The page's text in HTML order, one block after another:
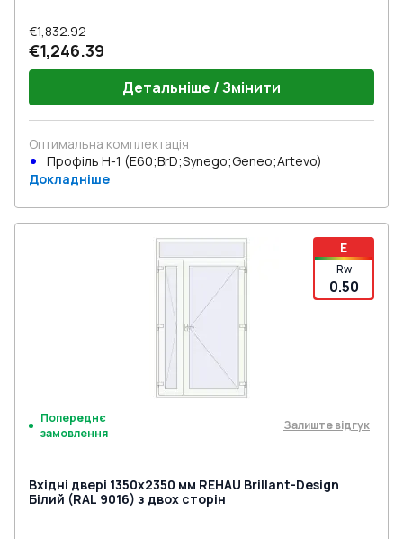
€1,832.92
€1,246.39
Детальніше / Змінити
Оптимальна комплектація
Профіль Н-1 (E60;BrD;Synego;Geneo;Artevo)
Докладніше
E
Rw
0.50
Попереднє
замовлення
Залиште відгук
Вхідні двері 1350x2350 мм REHAU Brillant-Design
Білий (RAL 9016) з двох сторін